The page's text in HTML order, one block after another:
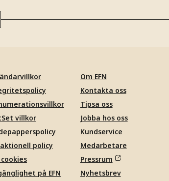
villkor
policy
på EFN
Om EFN
Kontakta oss
Tipsa oss
Jobba hos oss
Kundservice
Medarbetare
Pressrum
Nyhetsbrev